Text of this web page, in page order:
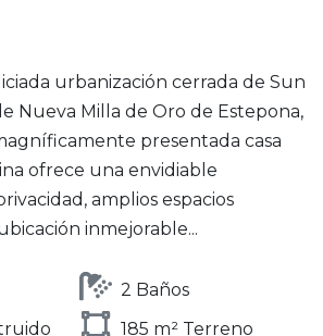
urbanización cerrada de Sun
Nueva Milla de Oro de Estepona,
presentada casa
ofrece una envidiable
amplios espacios
inmejorable...
2 Baños
185 m² Terreno